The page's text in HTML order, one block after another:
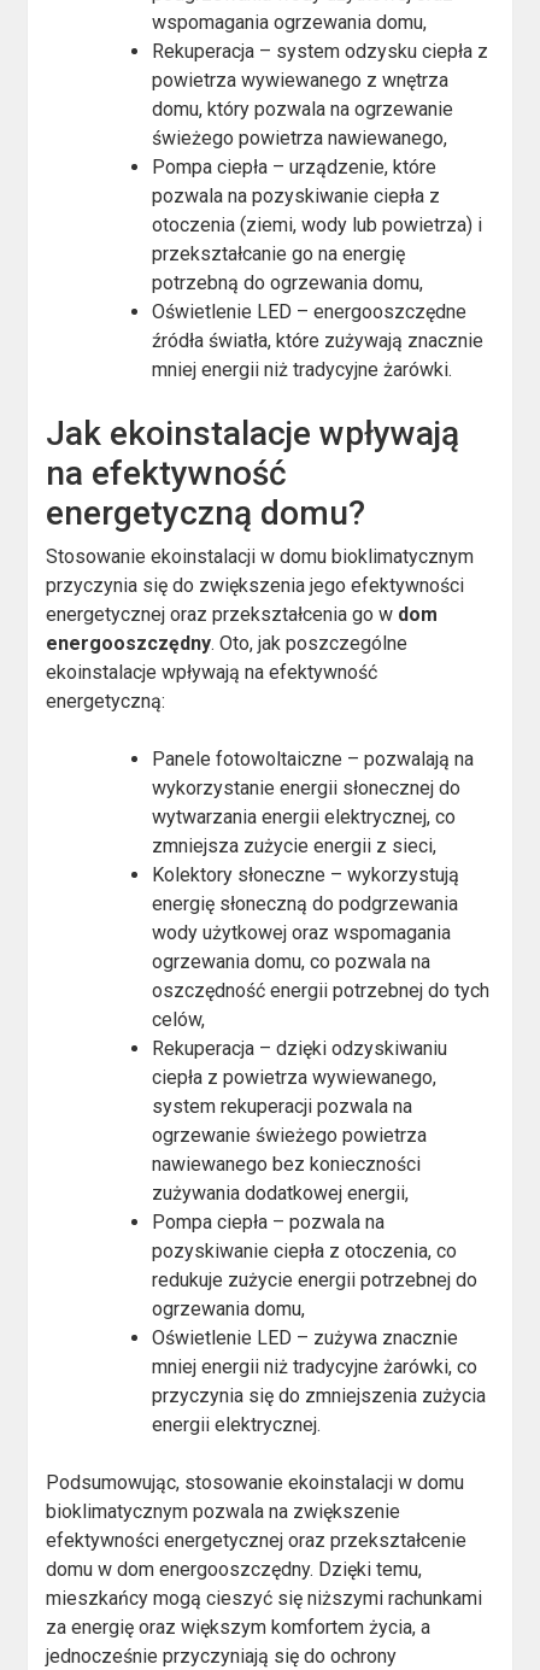
wspomagania ogrzewania domu,
Rekuperacja – system odzysku ciepła z
powietrza wywiewanego z wnętrza
domu, który pozwala na ogrzewanie
świeżego powietrza nawiewanego,
Pompa ciepła – urządzenie, które
pozwala na pozyskiwanie ciepła z
otoczenia (ziemi, wody lub powietrza) i
przekształcanie go na energię
potrzebną do ogrzewania domu,
Oświetlenie LED – energooszczędne
źródła światła, które zużywają znacznie
mniej energii niż tradycyjne żarówki.
Jak ekoinstalacje wpływają
na efektywność
energetyczną domu?
Stosowanie ekoinstalacji w domu bioklimatycznym
przyczynia się do zwiększenia jego efektywności
energetycznej oraz przekształcenia go w dom
energooszczędny. Oto, jak poszczególne
ekoinstalacje wpływają na efektywność
energetyczną:
Panele fotowoltaiczne – pozwalają na
wykorzystanie energii słonecznej do
wytwarzania energii elektrycznej, co
zmniejsza zużycie energii z sieci,
Kolektory słoneczne – wykorzystują
energię słoneczną do podgrzewania
wody użytkowej oraz wspomagania
ogrzewania domu, co pozwala na
oszczędność energii potrzebnej do tych
celów,
Rekuperacja – dzięki odzyskiwaniu
ciepła z powietrza wywiewanego,
system rekuperacji pozwala na
ogrzewanie świeżego powietrza
nawiewanego bez konieczności
zużywania dodatkowej energii,
Pompa ciepła – pozwala na
pozyskiwanie ciepła z otoczenia, co
redukuje zużycie energii potrzebnej do
ogrzewania domu,
Oświetlenie LED – zużywa znacznie
mniej energii niż tradycyjne żarówki, co
przyczynia się do zmniejszenia zużycia
energii elektrycznej.
Podsumowując, stosowanie ekoinstalacji w domu
bioklimatycznym pozwala na zwiększenie
efektywności energetycznej oraz przekształcenie
domu w dom energooszczędny. Dzięki temu,
mieszkańcy mogą cieszyć się niższymi rachunkami
za energię oraz większym komfortem życia, a
jednocześnie przyczyniają się do ochrony